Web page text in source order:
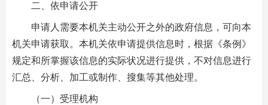
二、依申请公开
申请人需要本机关主动公开之外的政府信息，可向本
机关申请获取。本机关依申请提供信息时，根据《条例》
规定和所掌握该信息的实际状况进行提供，不对信息进行
汇总、分析、加工或制作、搜集等其他处理。
（一）受理机构